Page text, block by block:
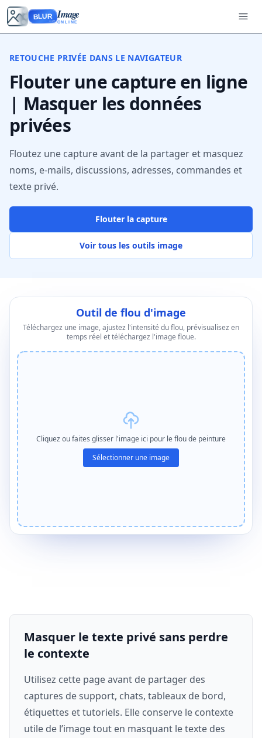
BLUR Image
ONLINE
RETOUCHE PRIVÉE DANS LE NAVIGATEUR
Flouter une capture en ligne
| Masquer les données
privées
Floutez une capture avant de la partager et masquez
noms, e-mails, discussions, adresses, commandes et
texte privé.
Flouter la capture
Voir tous les outils image
Outil de flou d'image
Téléchargez une image, ajustez l'intensité du flou, prévisualisez en
temps réel et téléchargez l'image floue.
Cliquez ou faites glisser l'image ici pour le flou de peinture
Sélectionner une image
Masquer le texte privé sans perdre
le contexte
Utilisez cette page avant de partager des
captures de support, chats, tableaux de bord,
étiquettes et tutoriels. Elle conserve le contexte
utile de l’image tout en masquant le texte des